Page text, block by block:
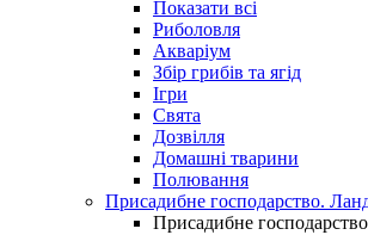
Показати всі
Риболовля
Акваріум
Збір грибів та ягід
Ігри
Свята
Дозвілля
Домашні тварини
Полювання
Присадибне господарство.
Присадибне